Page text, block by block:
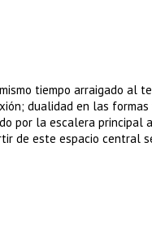
tiempo arraigado al
dualidad en las
por la escalera principal
de este espacio central